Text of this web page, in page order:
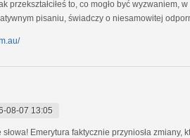
przekształciłeś to, co mogło być
pisaniu, świadczy o niesamowitej
08-07 13:05
słowa! Emerytura faktycznie przyniosła